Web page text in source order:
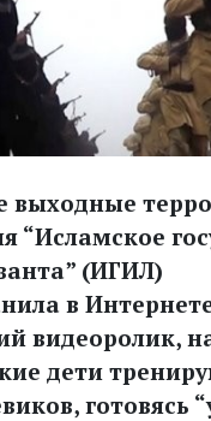
“Исламское
(ИГИЛ)
в
видеоролик,
дети
готовясь